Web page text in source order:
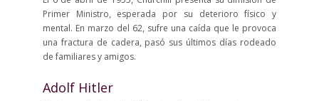
Primer Ministro, esperada por su deterioro físico y
mental. En marzo del 62, sufre una caída que le provoca
una fractura de cadera, pasó sus últimos días rodeado
de familiares y amigos.
Adolf Hitler